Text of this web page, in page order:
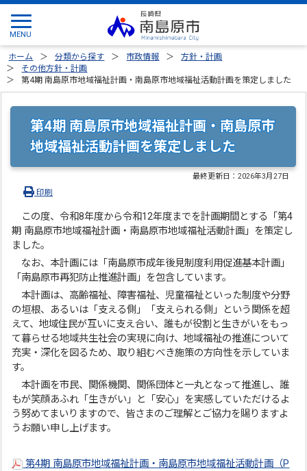
ホーム 分類から探す 市政情報
方針・計画
その他方針・計画
第4期 南島原市地域福祉計画・南島原市地域福祉活動計画を策定しました
第4期 南島原市地域福祉計画・南島原市
地域福祉活動計画を策定しました
最終更新日：2026年3月27日
印刷
この度、令和8年度から令和12年度までを計画期間とする「第4
期 南島原市地域福祉計画・南島原市地域福祉活動計画」を策定し
ました。
なお、本計画には「南島原市成年後見制度利用促進基本計画」
「南島原市再犯防止推進計画」を包含しています。
本計画は、高齢福祉、障害福祉、児童福祉といった制度や分野
の垣根、あるいは「支える側」「支えられる側」という関係を超
えて、地域住民が互いに支え合い、誰もが役割と生きがいをもっ
て暮らせる地域共生社会の実現に向け、地域福祉の推進について
充実・深化を図るため、取り組むべき施策の方向性を示していま
す。
本計画を市民、関係機関、関係団体と一丸となって推進し、誰
もが笑顔あふれ「生きがい」と「安心」を実感していただけるよ
う努めてまいりますので、皆さまのご理解とご協力を賜りますよ
うお願い申し上げます。
第4期 南島原市地域福祉計画・南島原市地域福祉活動計画（P